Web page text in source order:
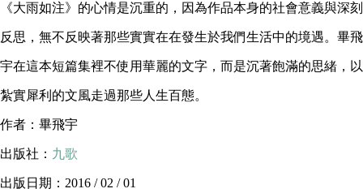
《大雨如注》的心情是沉重的，因為作品本身的社會意義與深刻
反思，無不反映著那些實實在在發生於我們生活中的境遇。畢飛
宇在這本短篇集裡不使用華麗的文字，而是沉著飽滿的思緒，以
紮實犀利的文風走過那些人生百態。
作者：畢飛宇
出版社： 九歌
出版日期：2016 / 02 / 01